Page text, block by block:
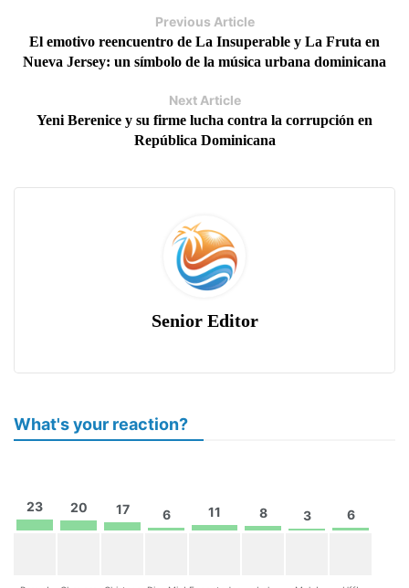
Previous Article
El emotivo reencuentro de La Insuperable y La Fruta en
Nueva Jersey: un símbolo de la música urbana dominicana
Next Article
Yeni Berenice y su firme lucha contra la corrupción en
República Dominicana
Senior Editor
What's your reaction?
23 20 17 6 11 8 3 6